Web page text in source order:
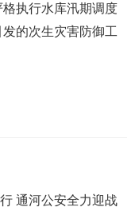
执行水库汛期调度
的次生灾害防御工
通河公安全力迎战